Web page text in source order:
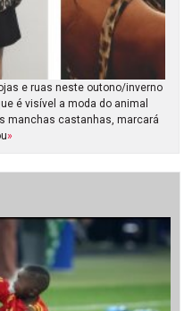
e ruas neste outono/inverno
é visível a moda do animal
manchas castanhas, marcará
»